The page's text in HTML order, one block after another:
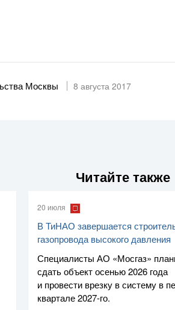
Москвы 8 августа 2017
Читайте также
20 июля
В ТиНАО завершается
газопровода высокого давления
СпециалистыАО «Мосгаз»
сдать объект осенью 2026 года
и провести врезку в систему в
квартале2027-го.